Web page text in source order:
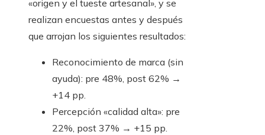
«origen y el tueste artesanal», y se
realizan encuestas antes y después
que arrojan los siguientes resultados:
Reconocimiento de marca (sin
ayuda): pre 48%, post 62% →
+14 pp.
Percepción «calidad alta»: pre
22%, post 37% → +15 pp.